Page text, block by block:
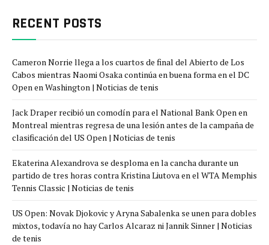
RECENT POSTS
Cameron Norrie llega a los cuartos de final del Abierto de Los
Cabos mientras Naomi Osaka continúa en buena forma en el DC
Open en Washington | Noticias de tenis
Jack Draper recibió un comodín para el National Bank Open en
Montreal mientras regresa de una lesión antes de la campaña de
clasificación del US Open | Noticias de tenis
Ekaterina Alexandrova se desploma en la cancha durante un
partido de tres horas contra Kristina Liutova en el WTA Memphis
Tennis Classic | Noticias de tenis
US Open: Novak Djokovic y Aryna Sabalenka se unen para dobles
mixtos, todavía no hay Carlos Alcaraz ni Jannik Sinner | Noticias
de tenis